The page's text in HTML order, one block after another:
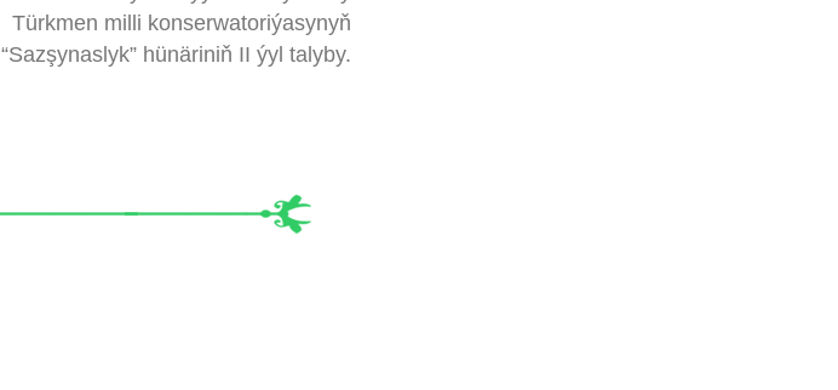
Türkmen milli konserwatoriýasynyň
“Sazşynaslyk” hünäriniň II ýyl talyby.